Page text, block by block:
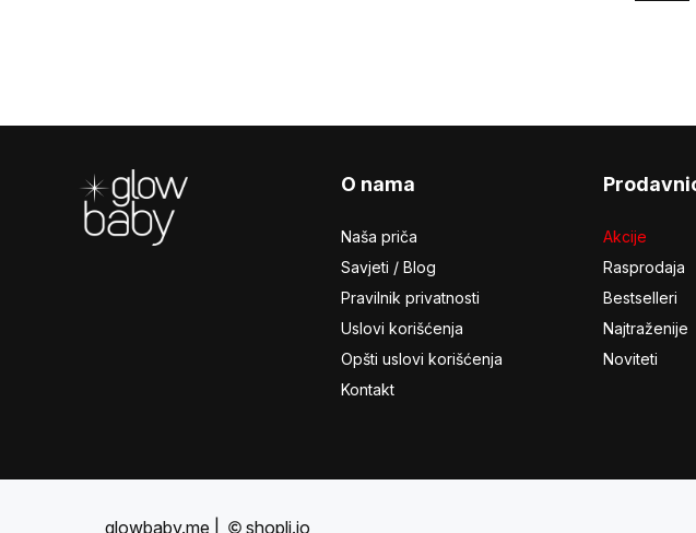
O nama
Naša priča
Savjeti / Blog
Pravilnik privatnosti
Uslovi korišćenja
Opšti uslovi korišćenja
Kontakt
Akcije
Rasprodaja
Bestselleri
Najtraženije
Noviteti
glowbaby.me shopli.io